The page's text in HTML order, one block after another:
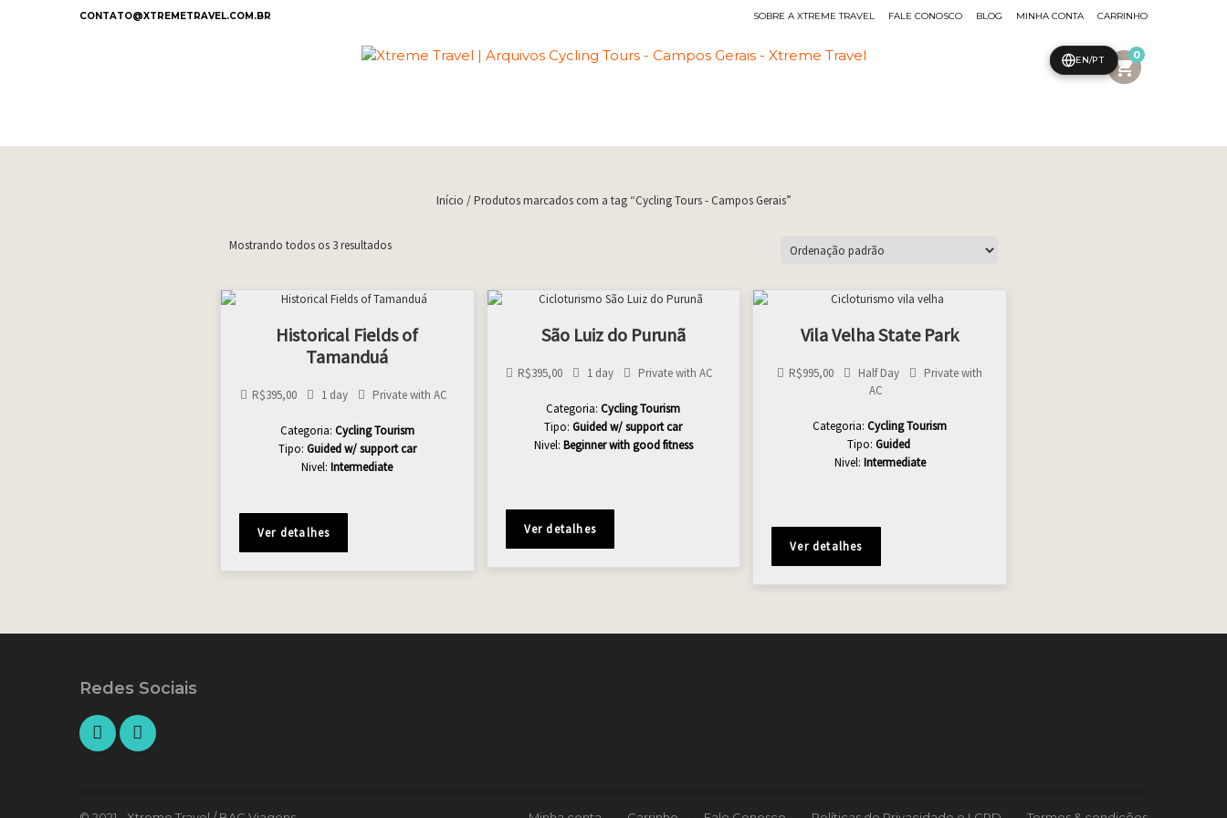
CONTATO@XTREMETRAVEL.COM.BR SOBRE A XTREME TRAVEL FALE CONOSCO BLOG MINHA CONTA CARRINHO
shopping_cart
0
Início / Produtos marcados com a tag “Cycling Tours - Campos Gerais”
Mostrando todos os 3 resultados
Historical Fields of
Tamanduá
R$395,00 1 day Private with AC
Categoria: Cycling Tourism
Tipo: Guided w/ support car
Nivel:Intermediate
Ver detalhes
São Luiz do Purunã
R$395,00 1 day Private with AC
Categoria:Cycling Tourism
Tipo:Guided w/ support car
Nivel: Beginner with good fitness
Ver detalhes
Vila Velha State Park
R$995,00 Half Day
Private with
AC
Categoria:Cycling Tourism
Tipo: Guided
Nivel: Intermediate
Ver detalhes
Redes Sociais
EN/PT